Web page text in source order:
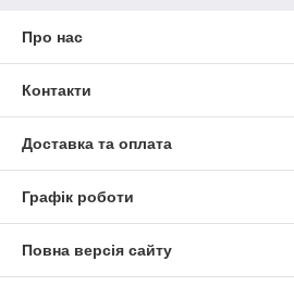
Про нас
Контакти
Доставка та оплата
Графік роботи
Повна версія сайту